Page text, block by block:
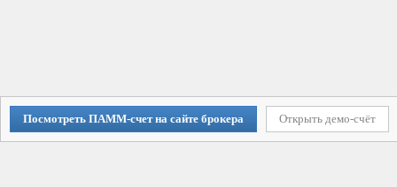
Посмотреть ПАММ-счет на сайте брокера Открыть демо-счёт